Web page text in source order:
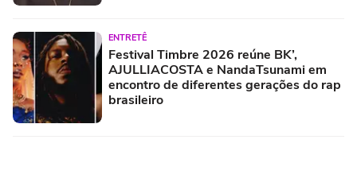
ENTRETÊ
Festival Timbre 2026 reúne BK’,
AJULLIACOSTA e NandaTsunami em
encontro de diferentes gerações do rap
brasileiro